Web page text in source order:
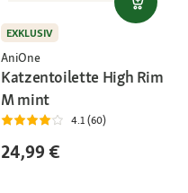
EXKLUSIV
AniOne
Katzentoilette High Rim
M mint
4.1 (60)
24,99 €